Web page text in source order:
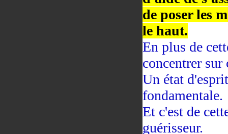
de poser les
le haut.
En plus de
concentrer sur
Un état
fondamentale.
Et c'est de
guérisseur.